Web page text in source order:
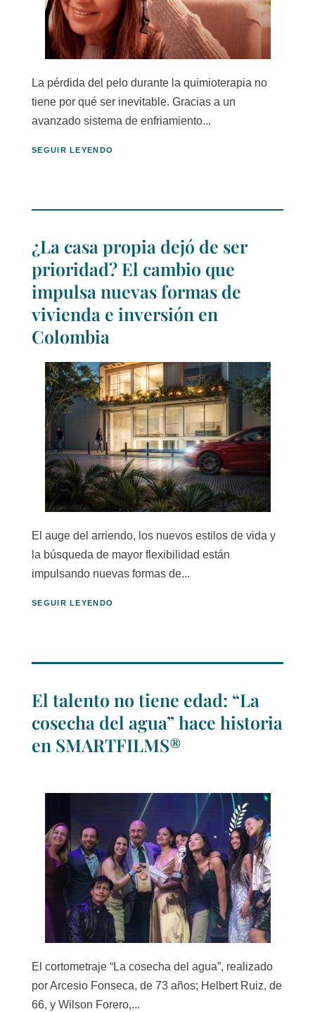
La pérdida del pelo durante la quimioterapia no
tiene por qué ser inevitable. Gracias a un
avanzado sistema de enfriamiento...
SEGUIR LEYENDO
¿La casa propia dejó de ser
prioridad? El cambio que
impulsa nuevas formas de
vivienda e inversión en
Colombia
El auge del arriendo, los nuevos estilos de vida y
la búsqueda de mayor flexibilidad están
impulsando nuevas formas de...
SEGUIR LEYENDO
El talento no tiene edad: “La
cosecha del agua” hace historia
en SMARTFILMS®
El cortometraje “La cosecha del agua”, realizado
por Arcesio Fonseca, de 73 años; Helbert Ruiz, de
66, y Wilson Forero,...